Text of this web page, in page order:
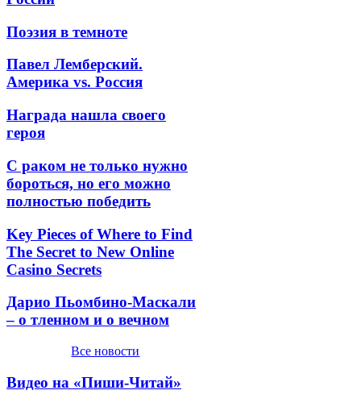
Поэзия в темноте
Павел Лемберский.
Америка vs. Россия
Награда нашла своего
героя
С раком не только нужно
бороться, но его можно
полностью победить
Key Pieces of Where to Find
The Secret to New Online
Casino Secrets
Дарио Пьомбино-Маскали
– о тленном и о вечном
Все новости
Видео на «Пиши-Читай»